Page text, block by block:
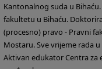
Kantonalnog suda u
fakultetu u Bihaću.
(procesno) pravo - Pravni
Mostaru. Sve vrijeme rada
Aktivan edukator Centra za